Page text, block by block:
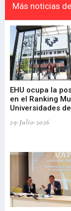
Más noticias de
EHU ocupa la
en el Ranking
Universidades
29-Julio-2026